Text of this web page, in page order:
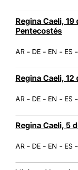
Regina Caeli,
Pentecostés
AR - DE - EN - ES -
Regina Caeli,
AR - DE - EN - ES -
Regina Caeli, 5
AR - DE - EN - ES -